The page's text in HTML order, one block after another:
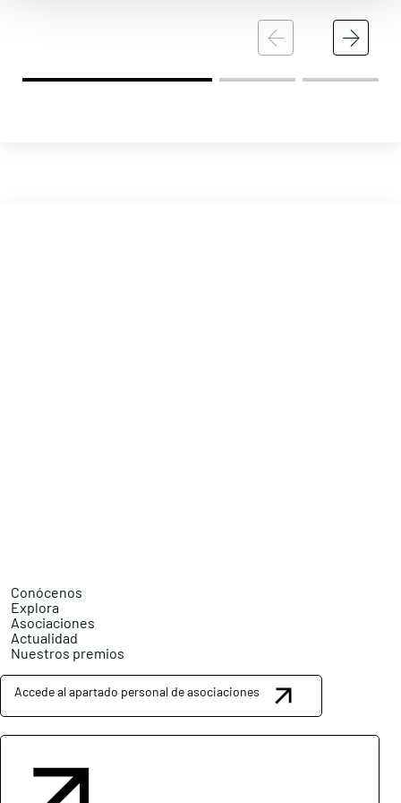
Conócenos
Explora
Asociaciones
Actualidad
Nuestros premios
Accede al apartado personal de asociaciones